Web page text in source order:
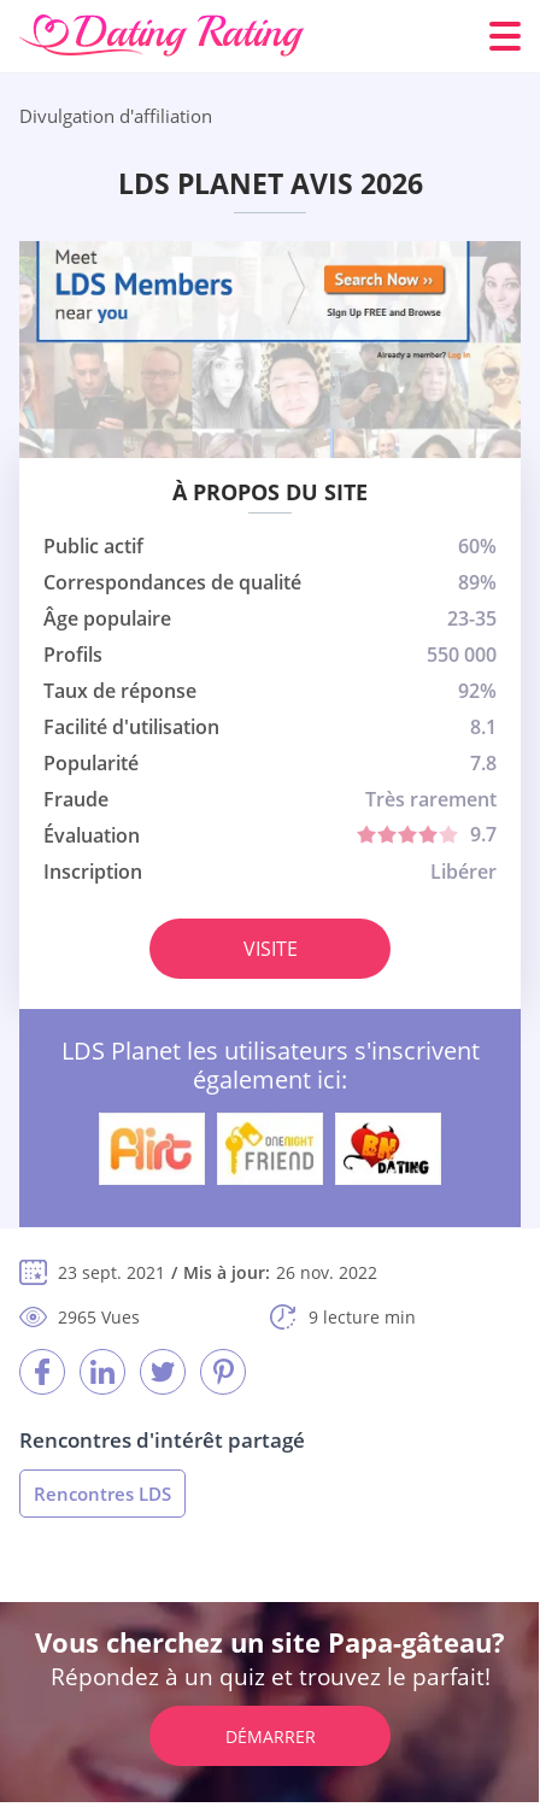
Divulgation d'affiliation
LDS PLANET AVIS 2026
À PROPOS DU SITE
Public actif
60%
Correspondances de qualité
89%
Âge populaire
23-35
Profils
550 000
Taux de réponse
92%
Facilité d'utilisation
8.1
Popularité
7.8
Fraude
Très rarement
Évaluation
9.7
Inscription
Libérer
VISITE
LDS Planet les utilisateurs s'inscrivent
également ici:
23 sept. 2021 Mis à jour: 26 nov. 2022
2965 Vues
9 lecture min
Rencontres d'intérêt partagé
Rencontres LDS
Vous cherchez un site Papa-gâteau?
Répondez à un quiz et trouvez le parfait!
DÉMARRER